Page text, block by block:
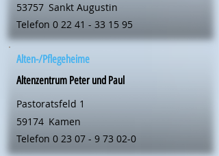
53757 Sankt Augustin
Telefon 0 22 41 - 33 15 95
Alten-/Pflegeheime
Altenzentrum Peter und Paul
Pastoratsfeld 1
59174 Kamen
Telefon 0 23 07 - 9 73 02-0